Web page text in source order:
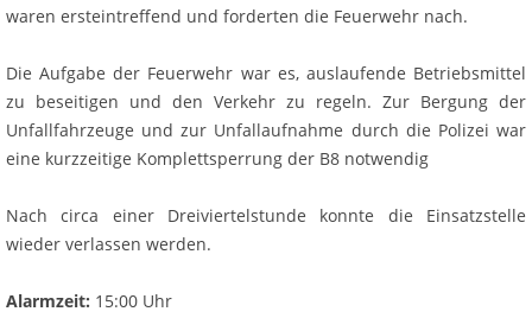
waren ersteintreffend und forderten die Feuerwehr nach.
Die Aufgabe der Feuerwehr war es, auslaufende Betriebsmittel
zu beseitigen und den Verkehr zu regeln. Zur Bergung der
Unfallfahrzeuge und zur Unfallaufnahme durch die Polizei war
eine kurzzeitige Komplettsperrung der B8 notwendig
Nach circa einer Dreiviertelstunde konnte die Einsatzstelle
wieder verlassen werden.
Alarmzeit: 15:00 Uhr